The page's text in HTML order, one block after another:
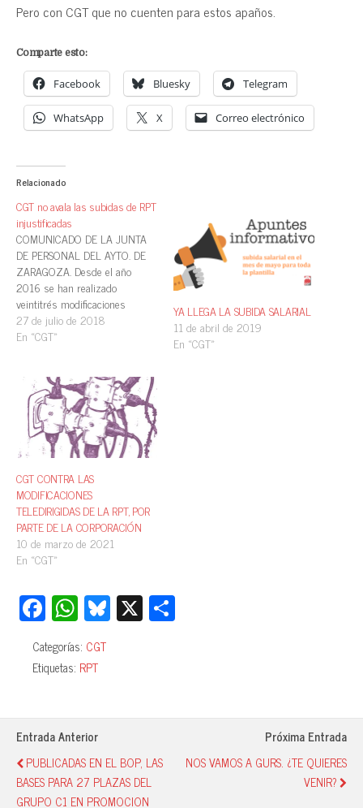
Pero con CGT que no cuenten para estos apaños.
Comparte esto:
Facebook Bluesky Telegram
WhatsApp X Correo electrónico
Relacionado
CGT no avala las subidas de RPT
injustificadas
COMUNICADO DE LA JUNTA
DE PERSONAL DEL AYTO. DE
ZARAGOZA. Desde el año
2016 se han realizado
veintitrés modificaciones
parciales de la Relacíón
Puestos de Trabajo (RPT), que
personas, que ni han mejorado
los servicios prestados a los
ciudadanos, ni responden…
27 de julio de 2018
En «CGT»
YA LLEGA LA SUBIDA SALARIAL
11 de abril de 2019
En «CGT»
CGT CONTRA LAS
MODIFICACIONES
TELEDIRIGIDAS DE LA RPT, POR
PARTE DE LA CORPORACIÓN
10 de marzo de 2021
En «CGT»
Fa
ce
bo
ok
W
ha
ts
A
pp
Bl
ue
X
rti
Categorías: CGT
Etiquetas: RPT
Entrada Anterior
PUBLICADAS EN EL BOP, LAS
BASES PARA 27 PLAZAS DEL
GRUPO C1 EN PROMOCION
Próxima Entrada
NOS VAMOS A GURS. ¿TE QUIERES
VENIR?